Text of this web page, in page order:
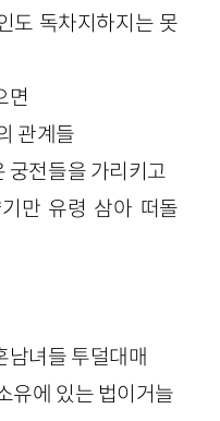
도 독차지하지는 못
면
관계들
궁전들을 가리키고
만 유령 삼아 떠돌
남녀들 투덜대매
유에 있는 법이거늘